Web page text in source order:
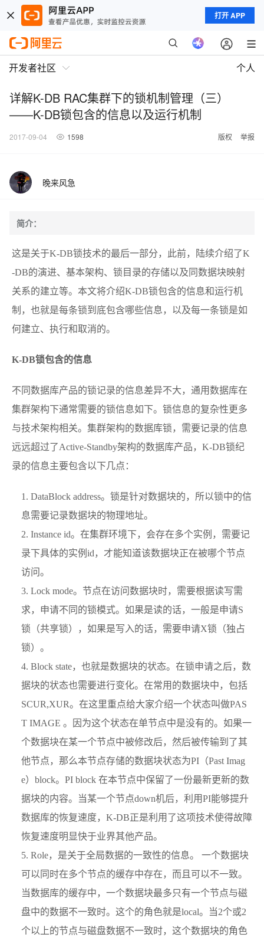
打开 APP
开发者社区 个人
详解K-DB RAC集群下的锁机制管理（三）
——K-DB锁包含的信息以及运行机制
2017-09-04 1598 版权 举报
晚来风急
简介：
这是关于K-DB锁技术的最后一部分，此前，陆续介绍了K
-DB的演进、基本架构、锁目录的存储以及同数据块映射
关系的建立等。本文将介绍K-DB锁包含的信息和运行机
制，也就是每条锁到底包含哪些信息，以及每一条锁是如
何建立、执行和取消的。
K-DB锁包含的信息
不同数据库产品的锁记录的信息差异不大，通用数据库在
集群架构下通常需要的锁信息如下。锁信息的复杂性更多
与技术架构相关。集群架构的数据库锁，需要记录的信息
远远超过了Active-Standby架构的数据库产品，K-DB锁纪
录的信息主要包含以下几点：
DataBlock address。锁是针对数据块的，所以锁中的信
息需要记录数据块的物理地址。
Instance id。在集群环境下，会存在多个实例，需要记
录下具体的实例id，才能知道该数据块正在被哪个节点
访问。
Lock mode。节点在访问数据块时，需要根据读写需
求，申请不同的锁模式。如果是读的话，一般是申请S
锁（共享锁），如果是写入的话，需要申请X锁（独占
锁）。
Block state，也就是数据块的状态。在锁申请之后，数
据块的状态也需要进行变化。在常用的数据块中，包括
SCUR,XUR。在这里重点给大家介绍一个状态叫做PAS
T IMAGE 。因为这个状态在单节点中是没有的。如果一
个数据块在某一个节点中被修改后，然后被传输到了其
他节点，那么本节点存储的数据块状态为PI（Past Imag
e）block。PI block 在本节点中保留了一份最新更新的数
据块的内容。当某一个节点down机后，利用PI能够提升
数据库的恢复速度，K-DB正是利用了这项技术使得故障
恢复速度明显快于业界其他产品。
Role，是关于全局数据的一致性的信息。 一个数据块
可以同时在多个节点的缓存中存在，而且可以不一致。
当数据库的缓存中，一个数据块最多只有一个节点与磁
盘中的数据不一致时。这个的角色就是local。当2个或2
个以上的节点与磁盘数据不一致时，这个数据块的角色